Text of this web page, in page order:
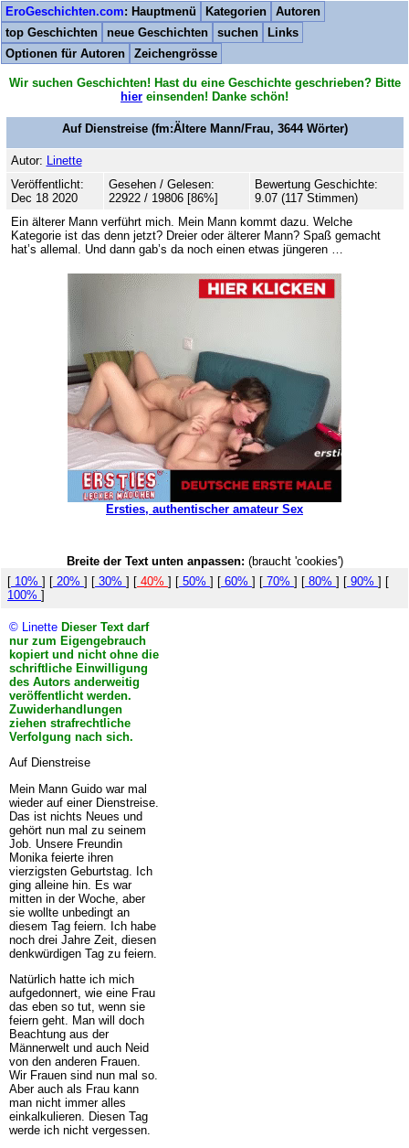
EroGeschichten.com: Hauptmenü Kategorien
Autoren
top Geschichten
neue Geschichten suchen
Links
Optionen für Autoren
Zeichengrösse
Wir suchen Geschichten! Hast du eine Geschichte geschrieben? Bitte
hier einsenden! Danke schön!
Auf Dienstreise(fm:Ältere Mann/Frau, 3644Wörter)
Autor: Linette
Veröffentlicht:
Dec 18 2020
Gesehen / Gelesen:
22922 / 19806 [86%]
Bewertung Geschichte:
9.07 (117 Stimmen)
Ein älterer Mann verführt mich. Mein Mann kommt dazu. Welche
Kategorie ist das denn jetzt? Dreier oder älterer Mann? Spaß gemacht
hat’s allemal. Und dann gab’s da noch einen etwas jüngeren …
Ersties, authentischer amateur Sex
Breite der Text unten anpassen: (braucht 'cookies')
[ 10% ] [ 20% ] [ 30% ] [ 40% ] [ 50% ] [ 60% ] [ 70% ] [ 80% ] [ 90% ] [
100% ]
© Linette Dieser Text darf
nur zum Eigengebrauch
kopiert und nicht ohne die
schriftliche Einwilligung
des Autors anderweitig
veröffentlicht werden.
Zuwiderhandlungen
ziehen strafrechtliche
Verfolgung nach sich.
Auf Dienstreise
Mein Mann Guido war mal
wieder auf einer Dienstreise.
Das ist nichts Neues und
gehört nun mal zu seinem
Job. Unsere Freundin
Monika feierte ihren
vierzigsten Geburtstag. Ich
ging alleine hin. Es war
mitten in der Woche, aber
sie wollte unbedingt an
diesem Tag feiern. Ich habe
noch drei Jahre Zeit, diesen
denkwürdigen Tag zu feiern.
Natürlich hatte ich mich
aufgedonnert, wie eine Frau
das eben so tut, wenn sie
feiern geht. Man will doch
Beachtung aus der
Männerwelt und auch Neid
von den anderen Frauen.
Wir Frauen sind nun mal so.
Aber auch als Frau kann
man nicht immer alles
einkalkulieren. Diesen Tag
werde ich nicht vergessen.